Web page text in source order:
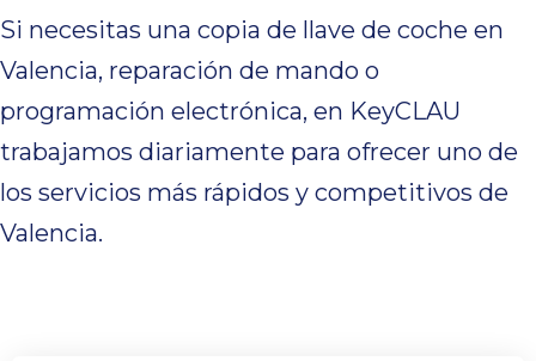
Si necesitas una copia de llave de coche en
Valencia, reparación de mando o
programación electrónica, en KeyCLAU
trabajamos diariamente para ofrecer uno de
los servicios más rápidos y competitivos de
Valencia.